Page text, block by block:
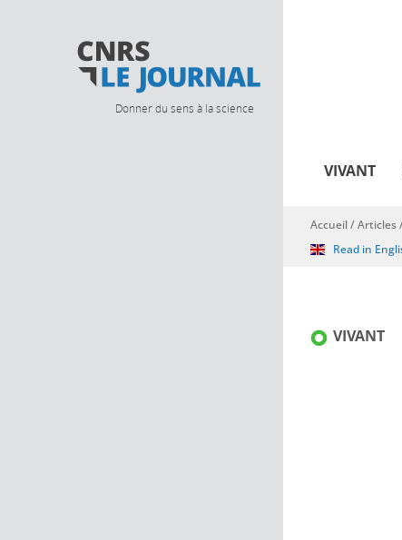
Donner du sens à la science
VIVANT
Vous êtes ici
Accueil/Articles
Read in
VIVANT